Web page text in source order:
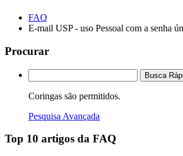
FAQ
E-mail USP - uso Pessoal com a senha
Procurar
Busca
Coringas são permitidos.
Pesquisa Avançada
Top 10 artigos da FAQ